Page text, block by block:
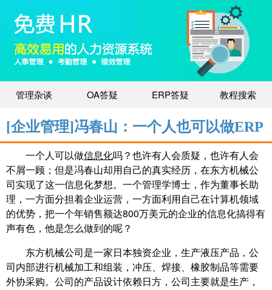
管理杂谈 OA答疑 ERP答疑 教程搜索
[企业管理]冯春山：一个人也可以做ERP
一个人可以做信息化吗？也许有人会质疑，也许有人会
不屑一顾；但是冯春山却用自己的真实经历，在东方机械公
司实现了这一信息化梦想。一个管理学博士，作为董事长助
理，一方面分担着企业运营，一方面利用自己在计算机领域
的优势，把一个年销售额达800万美元的企业的信息化搞得有
声有色，他是怎么做到的呢？
东方机械公司是一家日本独资企业，生产液压产品，公
司内部进行机械加工和组装，冲压、焊接、橡胶制品等需要
外协采购。公司的产品设计依赖日方，公司主要就是生产，